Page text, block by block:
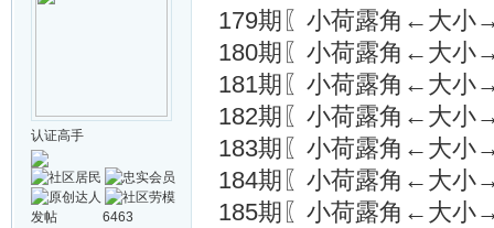
认证高手
发帖
6463
179期〖小荷露角←大
180期〖小荷露角←大
181期〖小荷露角←大
182期〖小荷露角←大
183期〖小荷露角←大
184期〖小荷露角←大
185期〖小荷露角←大